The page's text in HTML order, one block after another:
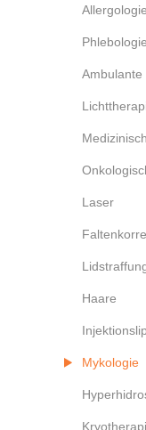
Allergologie
Ambulante
Laser
Haare
Mykologie